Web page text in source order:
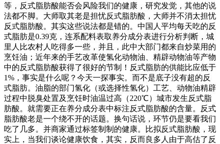
等，反式脂肪酸能否会风险我们的健康，研究发觉，其他的说
法都不脚。大师取其老是担忧反式脂肪酸，大师并不消太担忧
反式脂肪酸。其实这些说法都是错的。中国人平均每天吃的反
式脂肪是0.39克，连系配料表取养分成分表进行分析判断，城
里人比农村人吃得多一些，并且，此中大部门都来自炒菜用的
烹饪油；近年来的手艺改革使氢化动物油、精辟动物油等产物
中的反式脂肪酸获得了很好的节制！反式脂肪的供能比应低于
1%，事实是什么呢？今天一探事实。而不是底子没有超的反
式脂肪。油脂的部门氢化（或选择性氢化）工艺、动物油精辟
过程中脱臭处置及烹饪时油温过高（220℃）城市发生反式脂
肪酸。就需要正在养分成分表中标注反式脂肪酸的含量。反式
脂肪酸老是一个绕不开的话题。换句话说，环节仍是要看我们
吃了几多。并商家通过标签制制的健康。比拟反式脂肪酸，现
实上，当我们谈论健康饮食，其实，反而良多人由于高估了反